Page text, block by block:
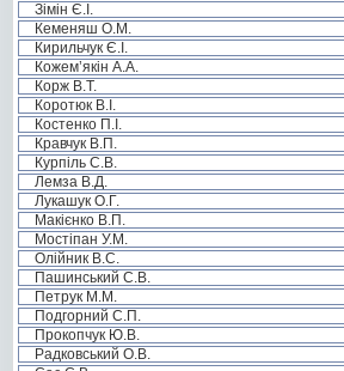
Зімін Є.І.
Кеменяш О.М.
Кирильчук Є.І.
Кожем’якін А.А.
Корж В.Т.
Коротюк В.І.
Костенко П.І.
Кравчук В.П.
Курпіль С.В.
Лемза В.Д.
Лукашук О.Г.
Макієнко В.П.
Мостіпан У.М.
Олійник В.С.
Пашинський С.В.
Петрук М.М.
Подгорний С.П.
Прокопчук Ю.В.
Радковський О.В.